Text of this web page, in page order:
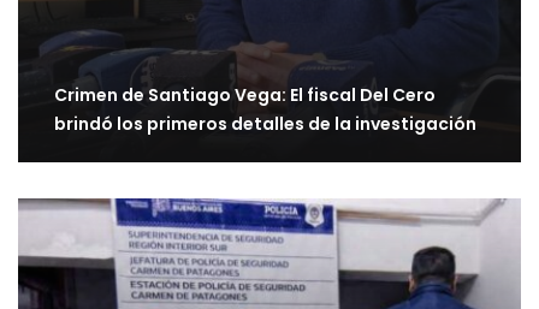
Crimen de Santiago Vega: El fiscal Del Cero
brindó los primeros detalles de la investigación